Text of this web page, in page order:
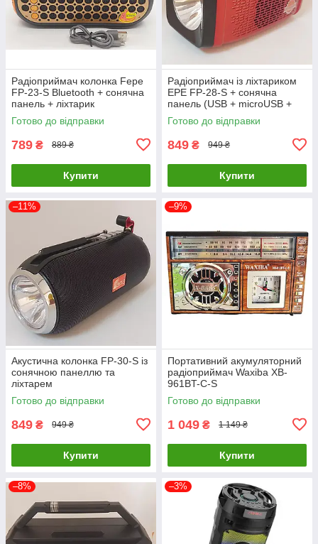
Радіоприймач колонка Fepe
FP-23-S Bluetooth + сонячна
панель + ліхтарик
Готово до відправки
789 ₴ 889 ₴
Купити
Радіоприймач із ліхтариком
EPE FP-28-S + сонячна
панель (USB + microUSB +
Bluetooth) Червоний
Готово до відправки
849 ₴ 949 ₴
Купити
–11%
Акустична колонка FP-30-S із
сонячною панеллю та
ліхтарем
Готово до відправки
849 ₴ 949 ₴
Купити
–9%
Портативний акумуляторний
радіоприймач Waxiba XB-
961BT-C-S
Готово до відправки
1 049 ₴ 1 149 ₴
Купити
–8% –3%